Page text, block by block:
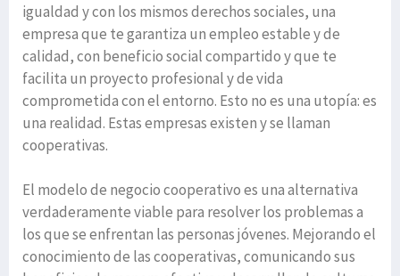
igualdad y con los mismos derechos sociales, una
empresa que te garantiza un empleo estable y de
calidad, con beneficio social compartido y que te
facilita un proyecto profesional y de vida
comprometida con el entorno. Esto no es una utopía: es
una realidad. Estas empresas existen y se llaman
cooperativas.
El modelo de negocio cooperativo es una alternativa
verdaderamente viable para resolver los problemas a
los que se enfrentan las personas jóvenes. Mejorando el
conocimiento de las cooperativas, comunicando sus